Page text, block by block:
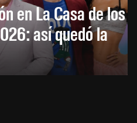
en La Casa de los
así quedó la